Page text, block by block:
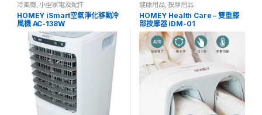
冷風機,小型家電及配件
HOMEY iSmart空氣淨化移動冷
風機 AC-138W
健康用品,按摩用品
HOMEY Health Care – 雙重膝
部按摩器 iDM-01